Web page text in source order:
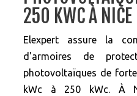
250 KWC À
Elexpert assure la
d'armoires de
photovoltaïques de
kWc à 250 kWc. À